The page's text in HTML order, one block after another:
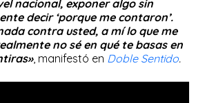
nacional, exponer algo sin
decir ‘porque me contaron’.
contra usted, a mí lo que me
no sé en qué te basas en
, manifestó en Doble Sentido.